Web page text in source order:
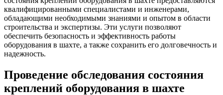
квалифицированными специалистами и инженерами,
обладающими необходимыми знаниями и опытом в области
строительства и экспертизы. Эти услуги позволяют
обеспечить безопасность и эффективность работы
оборудования в шахте, а также сохранить его долговечность и
надежность.
Проведение обследования состояния
креплений оборудования в шахте